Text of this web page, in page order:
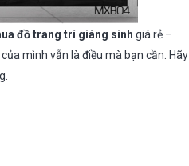
đồ trang trí giáng sinh giá rẻ –
mình vẫn là điều mà bạn cần. Hãy